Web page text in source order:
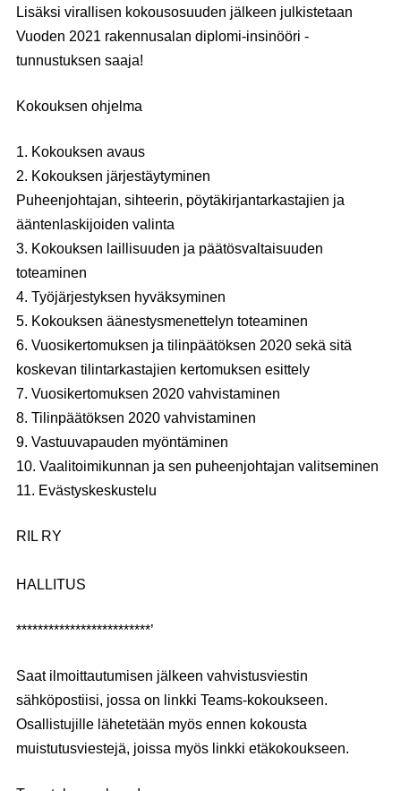
Lisäksi virallisen kokousosuuden jälkeen julkistetaan
Vuoden 2021 rakennusalan diplomi-insinööri -
tunnustuksen saaja!
Kokouksen ohjelma
1. Kokouksen avaus
2. Kokouksen järjestäytyminen
Puheenjohtajan, sihteerin, pöytäkirjantarkastajien ja
ääntenlaskijoiden valinta
3. Kokouksen laillisuuden ja päätösvaltaisuuden
toteaminen
4. Työjärjestyksen hyväksyminen
5. Kokouksen äänestysmenettelyn toteaminen
6. Vuosikertomuksen ja tilinpäätöksen 2020 sekä sitä
koskevan tilintarkastajien kertomuksen esittely
7. Vuosikertomuksen 2020 vahvistaminen
8. Tilinpäätöksen 2020 vahvistaminen
9. Vastuuvapauden myöntäminen
10. Vaalitoimikunnan ja sen puheenjohtajan valitseminen
11. Evästyskeskustelu
RIL RY
HALLITUS
*************************’
Saat ilmoittautumisen jälkeen vahvistusviestin
sähköpostiisi, jossa on linkki Teams-kokoukseen.
Osallistujille lähetetään myös ennen kokousta
muistutusviestejä, joissa myös linkki etäkokoukseen.